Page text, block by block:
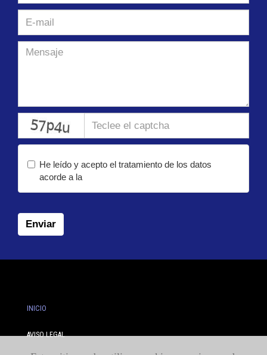
He leído y acepto el tratamiento de los datos
acorde a la
Enviar
INICIO
AVISO LEGAL